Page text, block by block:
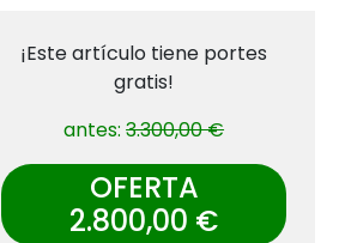
¡Este artículo tiene portes
gratis!
antes:3.300,00 €
OFERTA
2.800,00 €